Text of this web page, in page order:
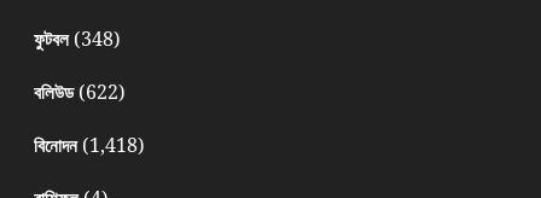
ফুটবল(348)
বলিউড(622)
বিনোদন(1,418)